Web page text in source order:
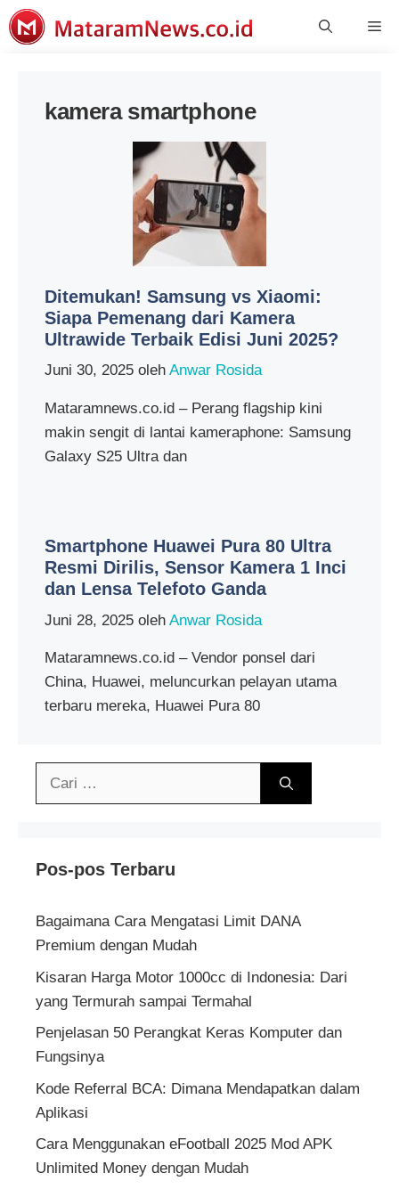
Langsung
ke
kamera smartphone
Ditemukan! Samsung vs Xiaomi:
Siapa Pemenang dari Kamera
Ultrawide Terbaik Edisi Juni 2025?
Juni 30, 2025 oleh Anwar Rosida
Mataramnews.co.id – Perang flagship kini
makin sengit di lantai kameraphone: Samsung
Galaxy S25 Ultra dan
Smartphone Huawei Pura 80 Ultra
Resmi Dirilis, Sensor Kamera 1 Inci
dan Lensa Telefoto Ganda
Juni 28, 2025 oleh Anwar Rosida
Mataramnews.co.id – Vendor ponsel dari
China, Huawei, meluncurkan pelayan utama
terbaru mereka, Huawei Pura 80
Cari
Pos-pos Terbaru
Bagaimana Cara Mengatasi Limit DANA
Premium dengan Mudah
Kisaran Harga Motor 1000cc di Indonesia: Dari
yang Termurah sampai Termahal
Penjelasan 50 Perangkat Keras Komputer dan
Fungsinya
Kode Referral BCA: Dimana Mendapatkan dalam
Aplikasi
Cara Menggunakan eFootball 2025 Mod APK
Unlimited Money dengan Mudah